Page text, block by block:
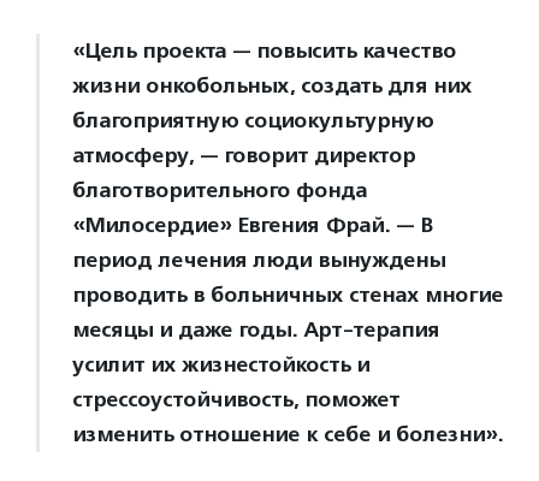
«Цель проекта — повысить качество
жизни онкобольных, создать для них
благоприятную социокультурную
атмосферу, — говорит директор
благотворительного фонда
«Милосердие» Евгения Фрай. — В
период лечения люди вынуждены
проводить в больничных стенах многие
месяцы и даже годы. Арт-терапия
усилит их жизнестойкость и
стрессоустойчивость, поможет
изменить отношение к себе и болезни».